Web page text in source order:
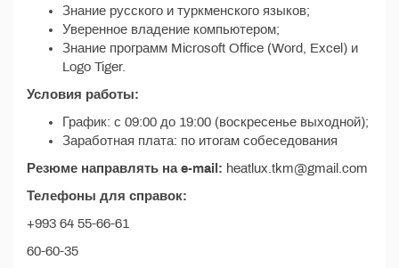
Знание русского и туркменского языков;
Уверенное владение компьютером;
Знание программ Microsoft Office (Word, Excel) и
Logo Tiger.
Условия работы:
График: с 09:00 до 19:00 (воскресенье выходной);
Заработная плата: по итогам собеседования
Резюме направлять на e-mail: heatlux.tkm@gmail.com
Телефоны для справок:
+993 64 55-66-61
60-60-35